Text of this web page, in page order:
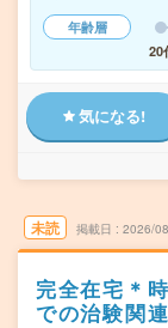
年齢層
20
気になる!
未読 掲載日 2026/
完全在宅＊
での治験関連